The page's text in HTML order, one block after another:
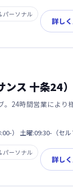
パーソナル
詳し
ス 十条24）
24時間営業により
） 土曜:09:30-（セ
パーソナル
詳し